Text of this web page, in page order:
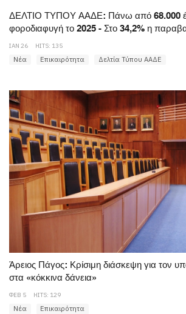
ΔΕΛΤΙΟ ΤΥΠΟΥ ΑΑΔΕ: Πάνω από 68.000
φοροδιαφυγή το 2025 - Στο 34,2% η
ΙΑΝ 26 HITS: 135
Νέα Επικαιρότητα Δελτία Τύπου ΑΑΔΕ
Άρειος Πάγος: Κρίσιμη διάσκεψη για τον
στα «κόκκινα δάνεια»
ΦΕΒ 5 HITS: 129
Νέα Επικαιρότητα